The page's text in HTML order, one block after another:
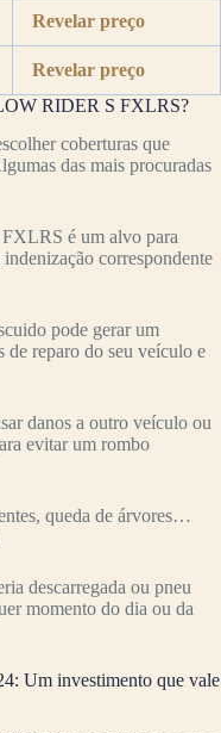
Revelar preço
Revelar preço
RIDER S FXLRS?
coberturas que
das mais procuradas
é um alvo para
correspondente
pode gerar um
de reparo do seu veículo e
danos a outro veículo ou
evitar um rombo
queda de árvores…
descarregada ou pneu
momento do dia ou da
Um investimento que vale